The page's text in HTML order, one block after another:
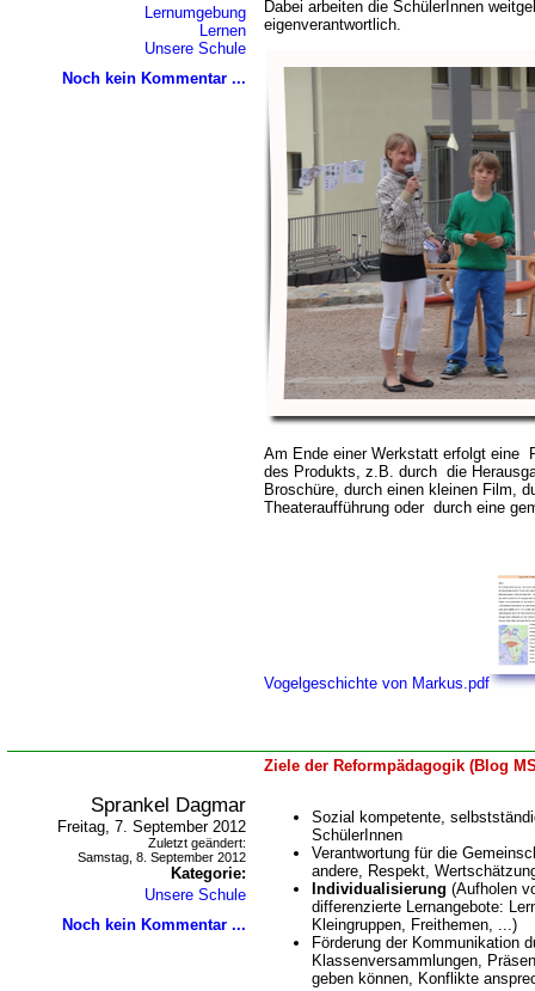
Lernumgebung
Lernen
Unsere Schule
Noch kein Kommentar ...
Dabei arbeiten die SchülerInnen
eigenverantwortlich.
Am Ende einer Werkstatt erfolgt eine
des Produkts, z.B. durch die
Broschüre, durch einen kleinen Film,
Theateraufführung oder durch eine
Vogelgeschichte von Markus.pdf
Ziele der Reformpädagogik (Blog
Sprankel Dagmar
Freitag, 7. September 2012
Zuletzt geändert:
Samstag, 8. September 2012
Kategorie:
Unsere Schule
Noch kein Kommentar ...
Sozial kompetente,
SchülerInnen
Verantwortung für die
andere, Respekt,
Individualisierung (Aufholen
differenzierte Lernangebote:
Kleingruppen, Freithemen, ...)
Förderung der Kommunikation
Klassenversammlungen,
geben können, Konflikte